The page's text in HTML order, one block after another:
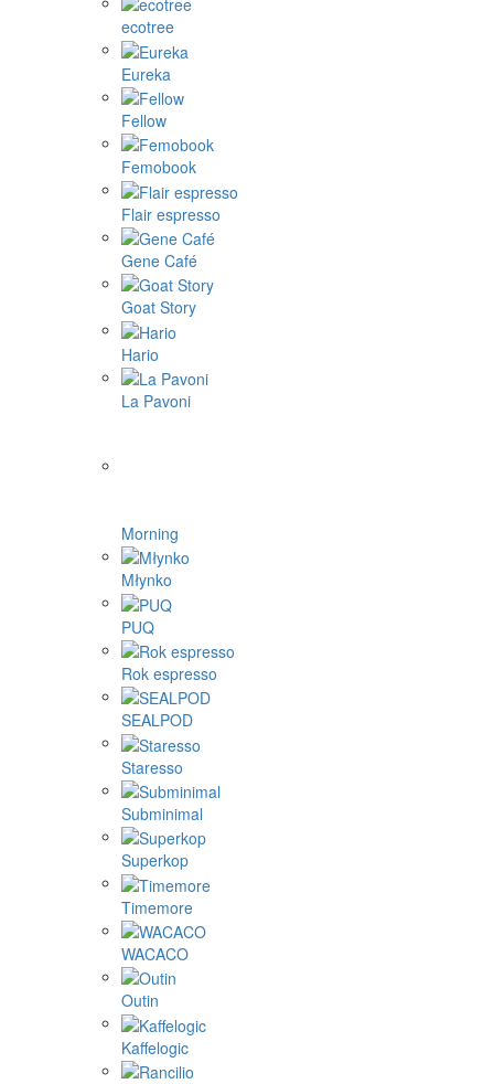
ecotree
Eureka
Fellow
Femobook
Flair espresso
Gene Café
Goat Story
Hario
La Pavoni
Morning
Młynko
PUQ
Rok espresso
SEALPOD
Staresso
Subminimal
Superkop
Timemore
WACACO
Outin
Kaffelogic